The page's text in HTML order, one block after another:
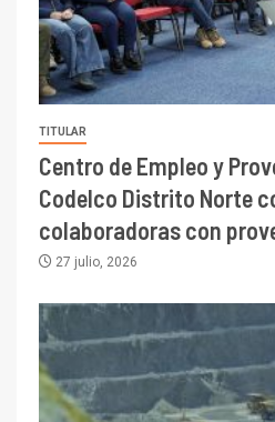
TITULAR
Centro de Empleo y
Codelco Distrito Norte
colaboradoras con
27 julio, 2026